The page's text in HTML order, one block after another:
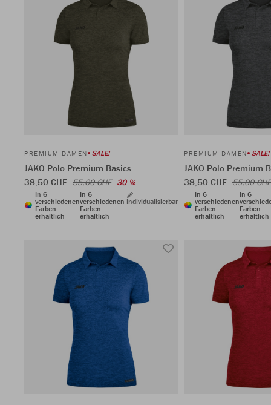
PREMIUM DAMEN SALE!
JAKO Polo Premium Basics
38,50 CHF 55,00 CHF 30 %
In 6
verschiedenen
Farben
erhältlich
In 6
verschiedenen
Farben
erhältlich
Individualisierbar
PREMIUM DAMEN SALE!
JAKO Polo Premium
38,50 CHF 55,00 CHF
In 6
verschiedenen
Farben
erhältlich
In 6
Farben
erhältlich